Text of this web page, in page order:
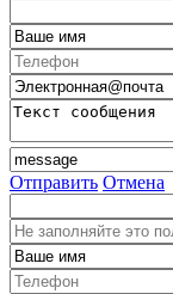
Отправить Отмена